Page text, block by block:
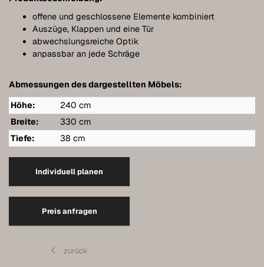
offene und geschlossene Elemente kombiniert
Auszüge, Klappen und eine Tür
abwechslungsreiche Optik
anpassbar an jede Schräge
Abmessungen des dargestellten Möbels:
Höhe:
240 cm
Breite:
330 cm
Tiefe:
38 cm
Individuell planen
Preis anfragen
zurück
Wardrobes
Dressers
Sideboards
Wall cabinets
Quality of our furniture
References
Contact